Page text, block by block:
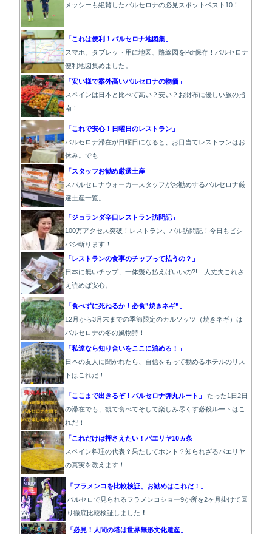
メッシーも絶賛したバルセロナの必見スポットベスト10！
「これは便利！バルセロナ地図集」
スマホ、タブレット用に地図、路線図をPdf保存！バルセロナ
便利地図集めました。
「安い様で案外高いバルセロナの物価」
スペインは日本と比べて高い？安い？お財布に優しい旅の指
南！
「これで安心！日曜日のレストラン」
バルセロナ滞在が日曜日になると、お目当てレストランはお
休み。でも
「スタッフお勧め厳選土産」
スバルセロナウォーカースタッフがお勧めするバルセロナ厳
選土産一覧。
「ジョランダ辛口レストラン訪問記」
100万アクセス突破！レストラン、バル訪問記！今日もビシ
バシ斬ります！
「レストランの食事のチップって払うの？」
日本に無いチップ、一体幾ら払えばいいの?! 大丈夫これさ
え読めば安心。
「食べずに死ねるか！必食”焼きネギ”」
12月から3月末までの季節限定のカルソッツ（焼きネギ）は
バルセロナの冬の風物詩！
「私達なら知り合いをここに泊める！」
日本の友人に聞かれたら、自信をもって勧めるホテルのリス
トはこれだ！
「ここまで出きるぞ！バルセロナ弾丸ルート」 たった1 日2日
の滞在でも、観て食べてそして楽しみ尽くす必殺ルートはこ
れだ！
「これだけは押さえたい！パエリヤ10ヵ条」
スペイン料理の代表？果たしてホント？知られざるパエリヤ
の真実を教えます！
「フラメンコを比較検証、お勧めはこれだ！」
バルセロで見られるフラメンコショー9か所を2ヶ月掛けて回
り徹底比較検証しました ！
「必見！人間の塔は世界無形文化遺産」